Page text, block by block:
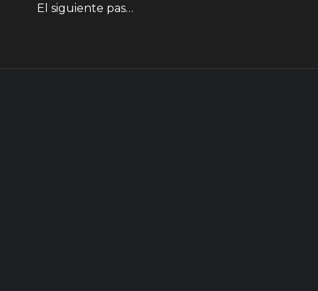
El siguiente paso_Colegio